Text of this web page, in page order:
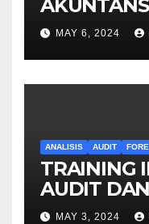
MAY 6, 2024
ANALISIS AUDIT
TRAINING
AUDIT
MAY 3, 2024